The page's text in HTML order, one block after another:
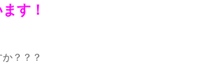
す！
？？？